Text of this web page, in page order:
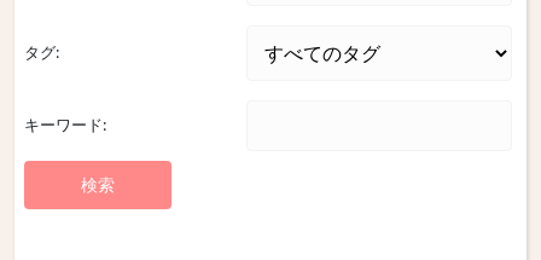
タグ:
キーワード: